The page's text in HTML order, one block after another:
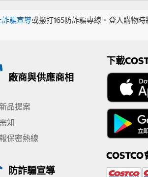
詐騙宣導或撥打165防詐騙專線。登入購物時
廠商與供應商相
品提案
知
保密熱線
防詐騙宣導
下載
COSTCO